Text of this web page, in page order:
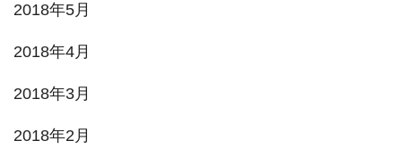
2018年5月
2018年4月
2018年3月
2018年2月